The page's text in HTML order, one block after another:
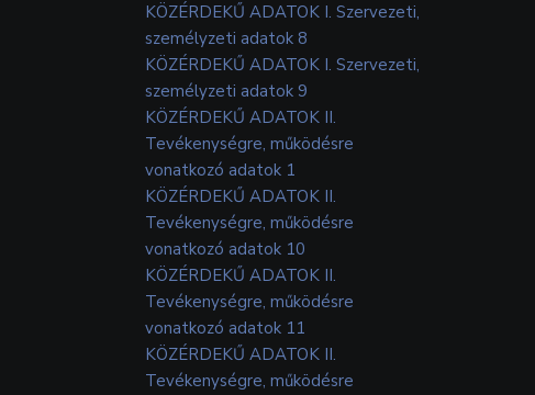
KÖZÉRDEKŰ ADATOK I. Szervezeti,
személyzeti adatok 8
KÖZÉRDEKŰ ADATOK I. Szervezeti,
személyzeti adatok 9
KÖZÉRDEKŰ ADATOK II.
Tevékenységre, működésre
vonatkozó adatok 1
KÖZÉRDEKŰ ADATOK II.
Tevékenységre, működésre
vonatkozó adatok 10
KÖZÉRDEKŰ ADATOK II.
Tevékenységre, működésre
vonatkozó adatok 11
KÖZÉRDEKŰ ADATOK II.
Tevékenységre, működésre